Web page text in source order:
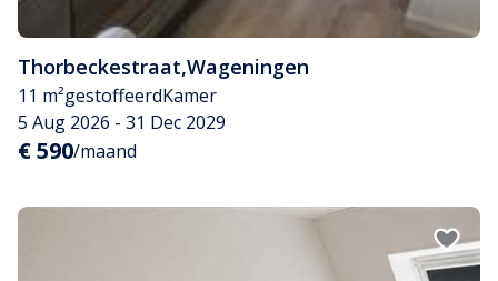
Thorbeckestraat,Wageningen
11 m²gestoffeerdKamer
5 Aug 2026 - 31 Dec 2029
€ 590/maand